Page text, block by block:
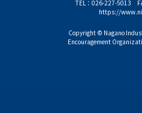
TEL： 026-227-5013
https://
Copyright © Nagano
Encouragement